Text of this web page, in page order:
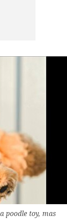
poodle toy, mas